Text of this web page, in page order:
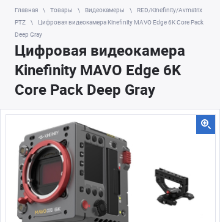
Главная Товары Видеокамеры
RED/Kinefinity/Avmatrix
PTZ
Цифровая видеокамера Kinefinity MAVO Edge 6K Core Pack
Deep Gray
Цифровая видеокамера
Kinefinity MAVO Edge 6K
Core Pack Deep Gray